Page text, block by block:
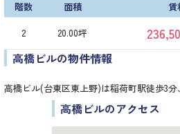
階数 面積
2
20.00坪
高橋ビルの物件情報
高橋ビル(台東区東上野)は稲荷町駅徒歩3
高橋ビルのアクセス